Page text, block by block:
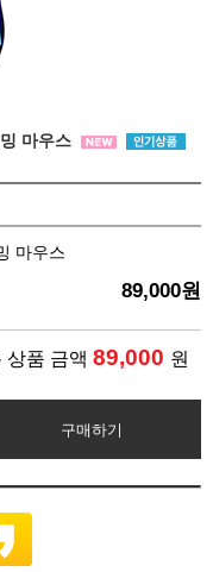
마우스
마우스
89,000원
상품 금액 89,000 원
구매하기